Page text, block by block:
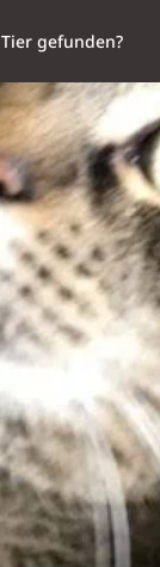
Tier gefunden?